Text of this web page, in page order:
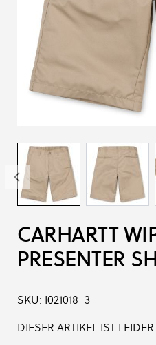
CARHARTT
PRESENTER
SKU: I021018_3
DIESER ARTIKEL IST